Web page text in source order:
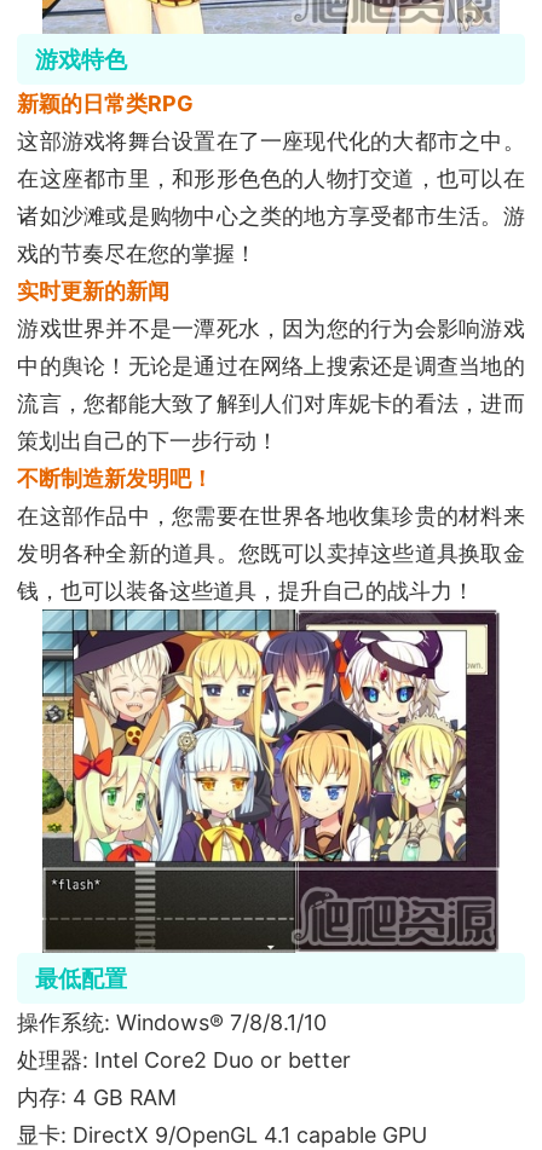
游戏特色
新颖的日常类RPG
这部游戏将舞台设置在了一座现代化的大都市之中。
在这座都市里，和形形色色的人物打交道，也可以在
诸如沙滩或是购物中心之类的地方享受都市生活。游
戏的节奏尽在您的掌握！
实时更新的新闻
游戏世界并不是一潭死水，因为您的行为会影响游戏
中的舆论！无论是通过在网络上搜索还是调查当地的
流言，您都能大致了解到人们对库妮卡的看法，进而
策划出自己的下一步行动！
不断制造新发明吧！
在这部作品中，您需要在世界各地收集珍贵的材料来
发明各种全新的道具。您既可以卖掉这些道具换取金
钱，也可以装备这些道具，提升自己的战斗力！
最低配置
操作系统: Windows® 7/8/8.1/10
处理器: Intel Core2 Duo or better
内存: 4 GB RAM
显卡: DirectX 9/OpenGL 4.1 capable GPU